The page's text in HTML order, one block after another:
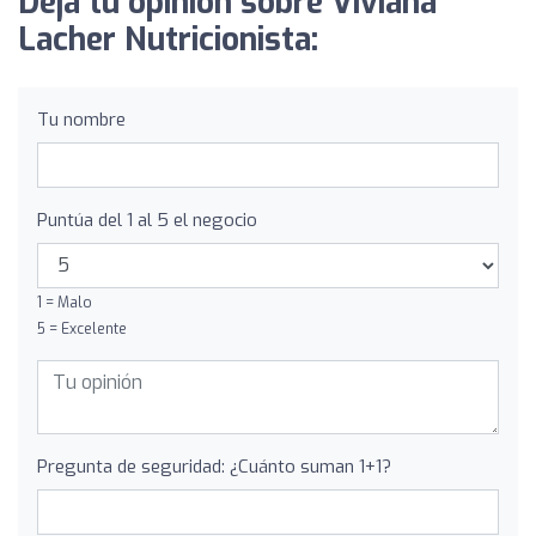
Lacher Nutricionista:
Tu nombre
Puntúa del 1 al 5 el negocio
1 = Malo
5 = Excelente
Pregunta de seguridad: ¿Cuánto suman 1+1?